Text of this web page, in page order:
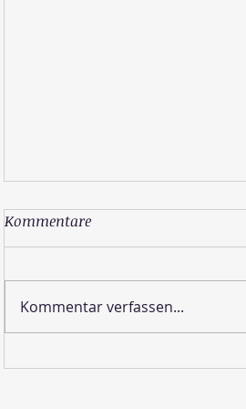
Kommentare
Kommentar verfassen...